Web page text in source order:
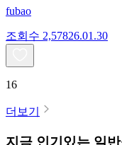
fubao
조회수 2,57826.01.30
16
더보기
지금 인기있는 일